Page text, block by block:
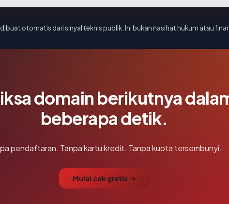
otomatis dari sinyal teknis publik. Ini bukan nasihat hukum atau
domain berikutnya
beberapa detik.
pendaftaran. Tanpa kartu kredit. Tanpa kuota tersembunyi.
Mulai cek gratis →